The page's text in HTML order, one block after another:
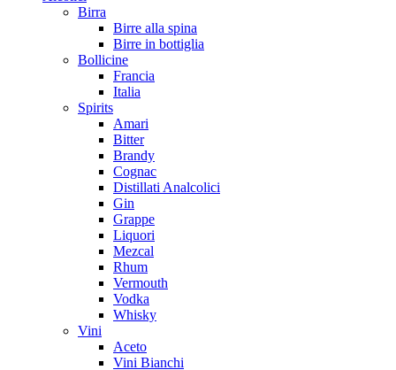
Birra
Birre alla spina
Birre in bottiglia
Bollicine
Francia
Italia
Spirits
Amari
Bitter
Brandy
Cognac
Distillati Analcolici
Gin
Grappe
Liquori
Mezcal
Rhum
Vermouth
Vodka
Whisky
Vini
Aceto
Vini Bianchi